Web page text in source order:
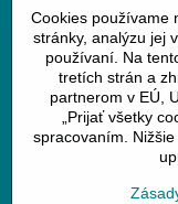
040 01 Košice
mobil : 0905258196
www.officeshop.sk
Cookies používame
stránky, analýzu jej
používaní. Na
tretích strán a
partnerom v EÚ,
„Prijať všetky
spracovaním.